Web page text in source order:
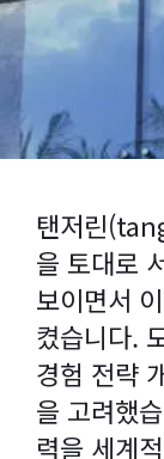
탠저린
을 토대로
보이면서
켰습니다.
경험 전략
을 고려했
력을 세계